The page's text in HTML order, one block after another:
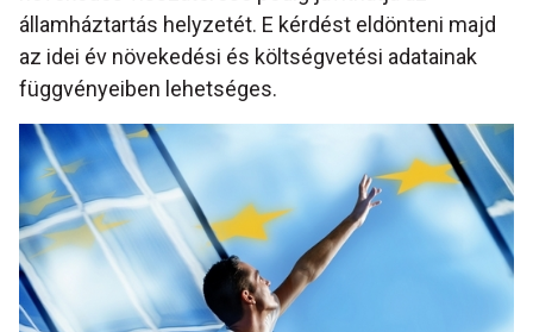
államháztartás helyzetét. E kérdést eldönteni majd
az idei év növekedési és költségvetési adatainak
függvényeiben lehetséges.